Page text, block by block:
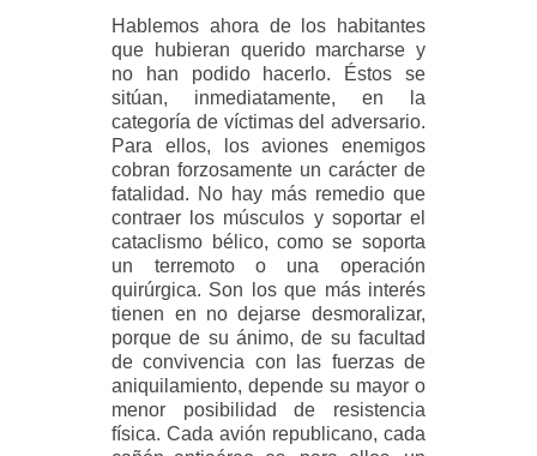
Hablemos ahora de los habitantes
que hubieran querido marcharse y
no han podido hacerlo. Éstos se
sitúan, inmediatamente, en la
categoría de víctimas del adversario.
Para ellos, los aviones enemigos
cobran forzosamente un carácter de
fatalidad. No hay más remedio que
contraer los músculos y soportar el
cataclismo bélico, como se soporta
un terremoto o una operación
quirúrgica. Son los que más interés
tienen en no dejarse desmoralizar,
porque de su ánimo, de su facultad
de convivencia con las fuerzas de
aniquilamiento, depende su mayor o
menor posibilidad de resistencia
física. Cada avión republicano, cada